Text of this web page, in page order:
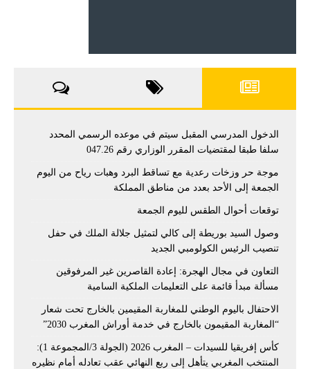
الدخول المدرسي المقبل سیتم في موعده الرسمي المحدد
سلفا طبقا لمقتضیات المقرر الوزاري رقم 047.26
موجة حر وزخات رعدية مع تساقط البرد وهبات رياح من اليوم
الجمعة إلى الأحد بعدد من مناطق المملكة
توقعات أحوال الطقس لليوم الجمعة
وصول السيد بوريطة إلى كالي لتمثيل جلالة الملك في حفل
تنصيب الرئيس الكولومبي الجديد
التعاون في مجال الهجرة: إعادة القاصرين غير المرفوقين
مسألة مبدأ قائمة على التعليمات الملكية السامية
الاحتفال باليوم الوطني للمغاربة المقيمين بالخارج تحت شعار
“المغاربة المقيمون بالخارج في خدمة أوراش المغرب 2030”
كأس إفريقيا للسيدات – المغرب 2026 (الجولة 3/المجموعة 1):
المنتخب المغربي يتأهل إلى ربع النهائي عقب تعادله أمام نظيره